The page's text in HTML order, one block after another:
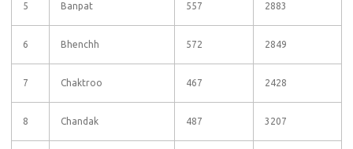
5 Banpat 557 2883
6 Bhenchh 572 2849
7 Chaktroo 467 2428
8 Chandak 487 3207